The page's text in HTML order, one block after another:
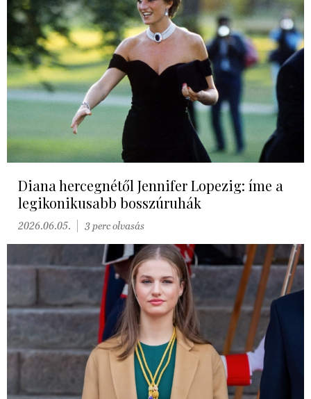
Diana hercegnétől Jennifer Lopezig: íme a
legikonikusabb bosszúruhák
2026.06.05. 3 perc olvasás